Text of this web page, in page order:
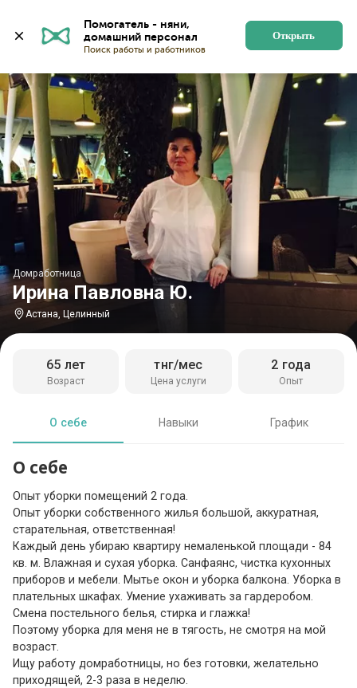
Помогатель - няни,
Поиск работы и работников
Открыть
Ирина Павловна Ю.
Домработница
Астана, Целинный
Возраст
65 лет
Цена услуги
тнг/мес
Опыт
2 года
О себе Навыки График
О себе
Опыт уборки помещений 2 года.
Опыт уборки собственного жилья большой, аккуратная,
старательная, ответственная!
Каждый день убираю квартиру немаленькой площади - 84
кв. м. Влажная и сухая уборка. Санфаянс, чистка кухонных
приборов и мебели. Мытье окон и уборка балкона. Уборка в
плательных шкафах. Умение ухаживать за гардеробом.
Смена постельного белья, стирка и глажка!
Поэтому уборка для меня не в тягость, не смотря на мой
возраст.
Ищу работу домработницы, но без готовки, желательно
приходящей, 2-3 раза в неделю.